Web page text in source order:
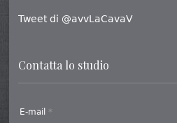
Tweet di @avvLaCavaV
Contatta lo studio
E-mail *